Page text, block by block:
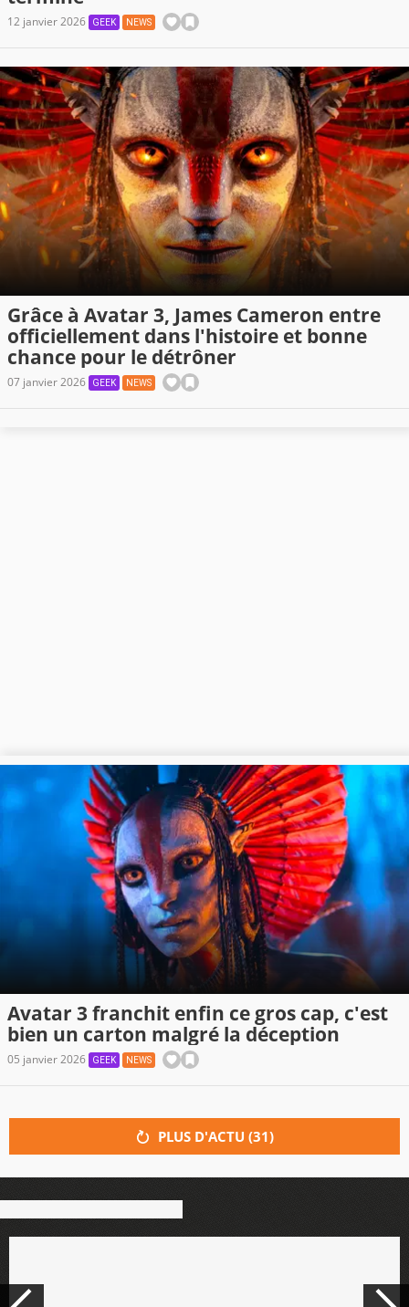
12 janvier 2026 GEEK NEWS
Grâce à Avatar 3, James Cameron entre
officiellement dans l'histoire et bonne
chance pour le détrôner
07 janvier 2026 GEEK NEWS
Avatar 3 franchit enfin ce gros cap, c'est
bien un carton malgré la déception
05 janvier 2026 GEEK NEWS
PLUS D'ACTU (31)